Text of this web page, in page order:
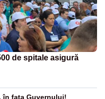
de spitale asigură
în fața Guvernului!